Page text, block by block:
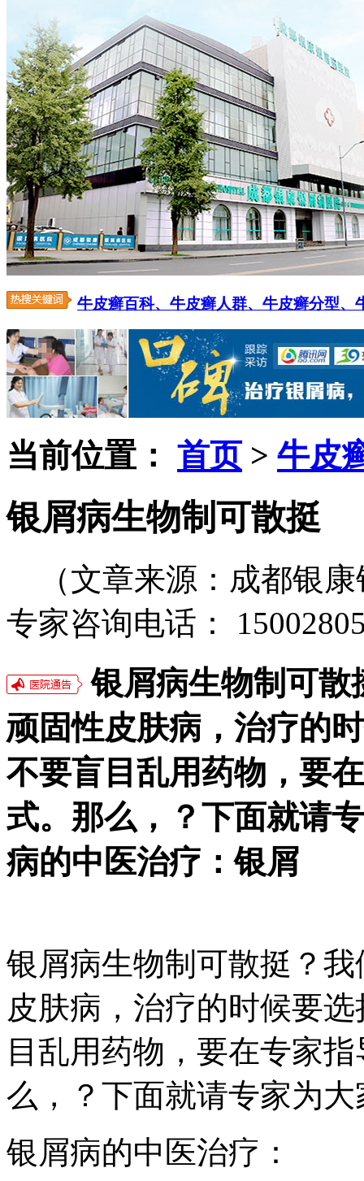
牛皮癣百科、 牛皮癣人群、 牛皮癣分型、
当前位置： 首页> 牛皮
银屑病生物制可散挺
（文章来源：成都银
专家咨询电话：
银屑病生物制可散
顽固性皮肤病，治疗的
不要盲目乱用药物，要
式。那么，？下面就请
病的中医治疗：银屑
银屑病生物制可散挺？
皮肤病，治疗的时候要
目乱用药物，要在专家
么，？下面就请专家为
银屑病的中医治疗：